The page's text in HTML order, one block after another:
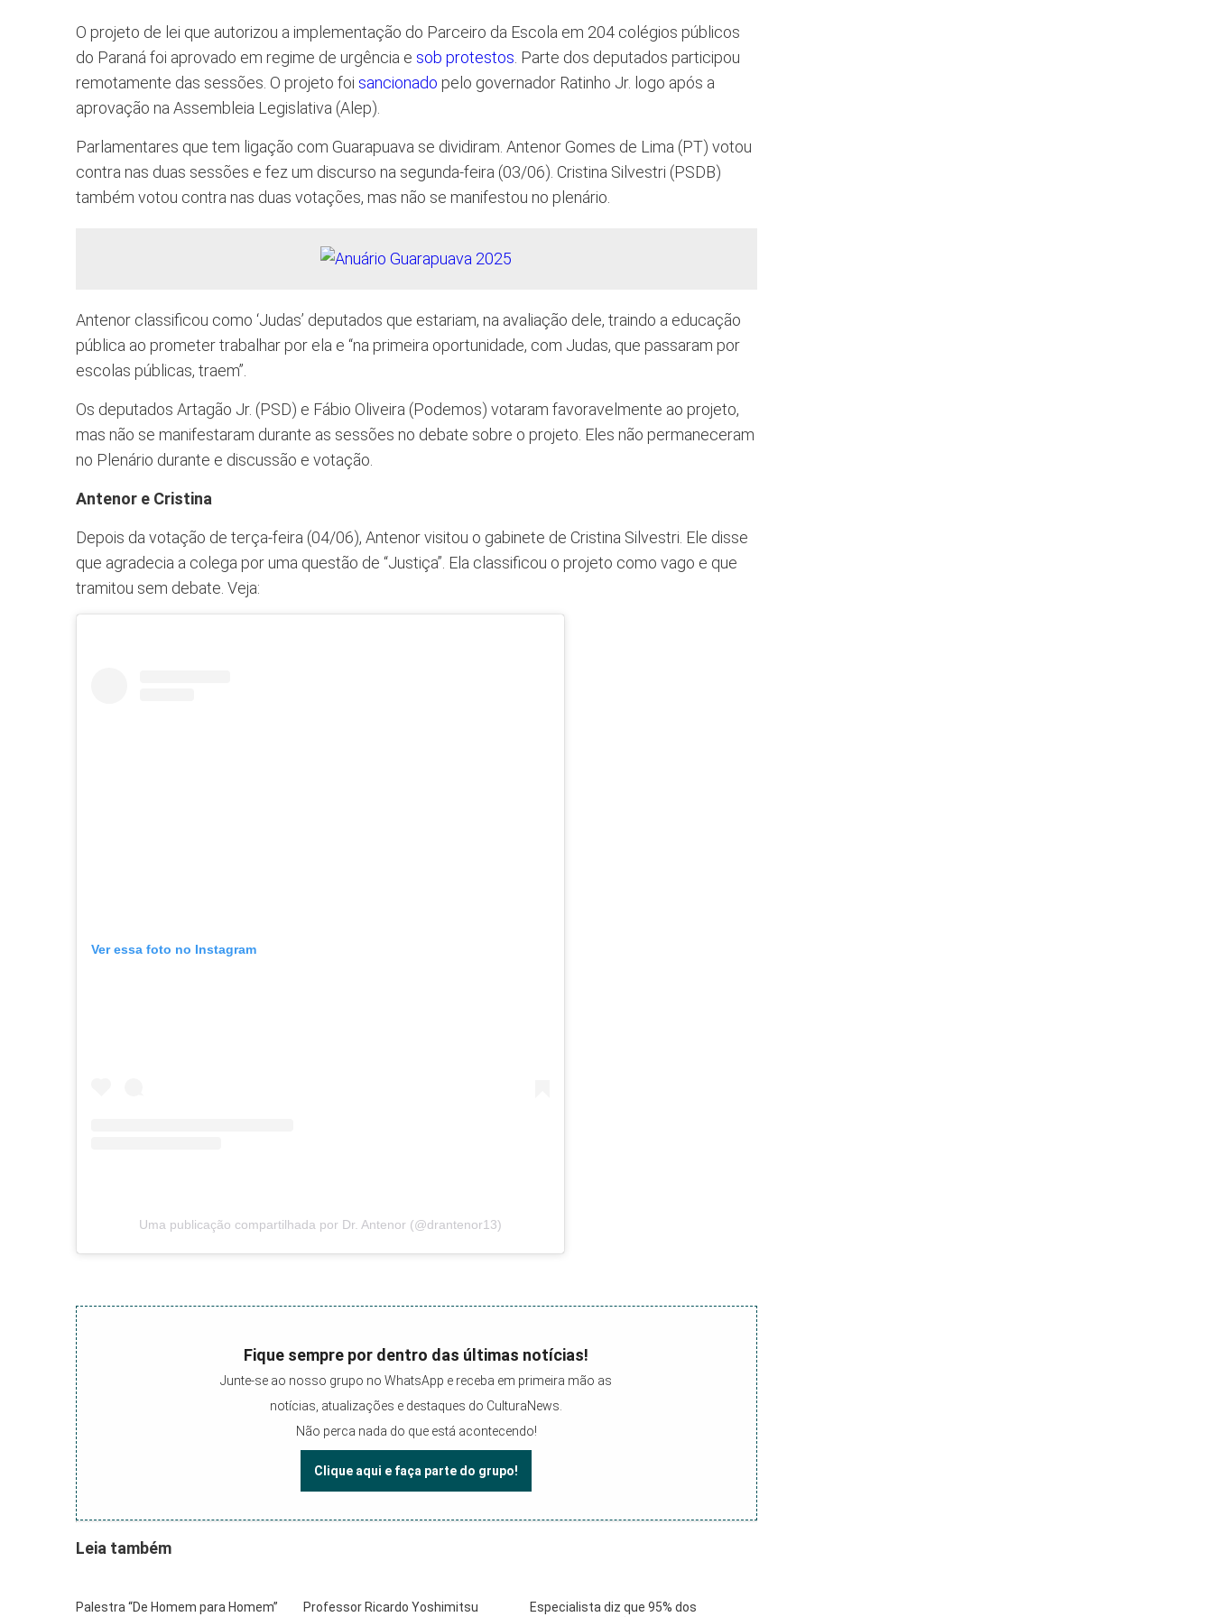
O projeto de lei que autorizou a implementação do Parceiro da Escola em 204 colégios públicos
do Paraná foi aprovado em regime de urgência e sob protestos . Parte dos deputados participou
remotamente das sessões. O projeto foi sancionado pelo governador Ratinho Jr. logo após a
aprovação na Assembleia Legislativa (Alep).
Parlamentares que tem ligação com Guarapuava se dividiram. Antenor Gomes de Lima (PT) votou
contra nas duas sessões e fez um discurso na segunda-feira (03/06). Cristina Silvestri (PSDB)
também votou contra nas duas votações, mas não se manifestou no plenário.
Antenor classificou como ‘Judas’ deputados que estariam, na avaliação dele, traindo a educação
pública ao prometer trabalhar por ela e “na primeira oportunidade, com Judas, que passaram por
escolas públicas, traem”.
Os deputados Artagão Jr. (PSD) e Fábio Oliveira (Podemos) votaram favoravelmente ao projeto,
mas não se manifestaram durante as sessões no debate sobre o projeto. Eles não permaneceram
no Plenário durante e discussão e votação.
Antenor e Cristina
Depois da votação de terça-feira (04/06), Antenor visitou o gabinete de Cristina Silvestri. Ele disse
que agradecia a colega por uma questão de “Justiça”. Ela classificou o projeto como vago e que
tramitou sem debate. Veja:
Ver essa foto no Instagram
Uma publicação compartilhada por Dr. Antenor (@drantenor13)
Fique sempre por dentro das últimas notícias!
Junte-se ao nosso grupo no WhatsApp e receba em primeira mão as
notícias, atualizações e destaques do CulturaNews.
Não perca nada do que está acontecendo!
Clique aqui e faça parte do grupo!
Leia também
Palestra “De Homem para Homem”
Professor Ricardo Yoshimitsu
Especialista diz que 95% dos